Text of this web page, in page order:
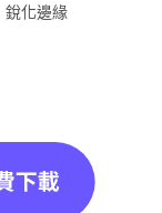
化邊緣